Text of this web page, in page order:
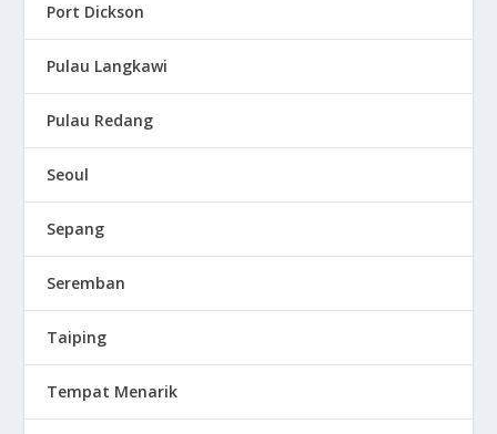
Port Dickson
Pulau Langkawi
Pulau Redang
Seoul
Sepang
Seremban
Taiping
Tempat Menarik